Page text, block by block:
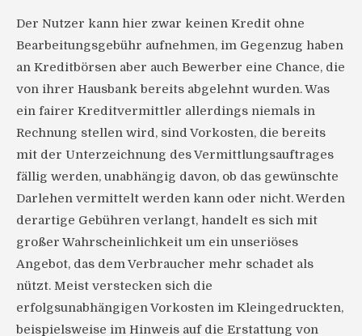
Der Nutzer kann hier zwar keinen Kredit ohne
Bearbeitungsgebühr aufnehmen, im Gegenzug haben
an Kreditbörsen aber auch Bewerber eine Chance, die
von ihrer Hausbank bereits abgelehnt wurden. Was
ein fairer Kreditvermittler allerdings niemals in
Rechnung stellen wird, sind Vorkosten, die bereits
mit der Unterzeichnung des Vermittlungsauftrages
fällig werden, unabhängig davon, ob das gewünschte
Darlehen vermittelt werden kann oder nicht. Werden
derartige Gebühren verlangt, handelt es sich mit
großer Wahrscheinlichkeit um ein unseriöses
Angebot, das dem Verbraucher mehr schadet als
nützt. Meist verstecken sich die
erfolgsunabhängigen Vorkosten im Kleingedruckten,
beispielsweise im Hinweis auf die Erstattung von